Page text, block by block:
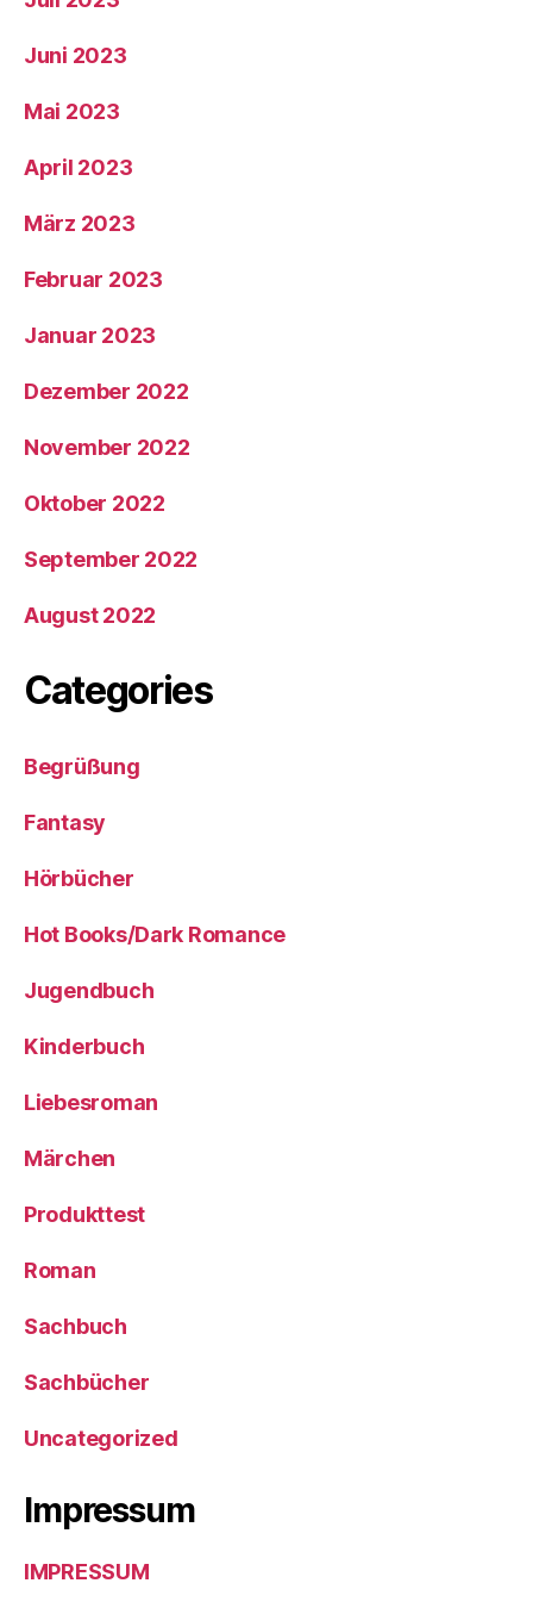
Juni 2023
Mai 2023
April 2023
März 2023
Februar 2023
Januar 2023
Dezember 2022
November 2022
Oktober 2022
September 2022
August 2022
Categories
Begrüßung
Fantasy
Hörbücher
Hot Books/Dark Romance
Jugendbuch
Kinderbuch
Liebesroman
Märchen
Produkttest
Roman
Sachbuch
Sachbücher
Uncategorized
Impressum
IMPRESSUM